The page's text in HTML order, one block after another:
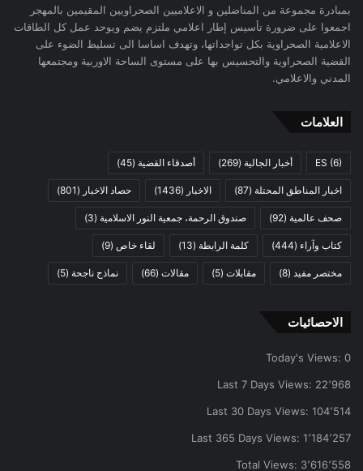
بمبادرة مجموعة من المناضلين و الاعلاميين الصحراويين المقيمين بالمهجر
اجمعوا على ضرورة تأسيس إطار اعلامي ملتزم يضم ويوحد عمل كل الطاقات
الاعلامية الصحراوية بكل تواجداتها، وتهدف اساسا الى تسليط الضوء على
القضية الصحراوية والتحسيس بها على مستوى الساحة الاوربية ومجتمعها
المدني والاعلامي.
العلامات
ES (6) أخبار الجالية (269) أصدقاء القضية (45)
اخبار المناطق المحتلة (87) الاخبار (1436) حصاد الاخبار (801)
صحف عالمية (92) صندوق الرحمة، جمعية النور الاسلامية (3)
كتاب وآراء (444) كلمة الرابطة (13) لقاء خاص (9)
مختصر مفيد (8) مقابلات (5) مقالات (66) نماذج ناجحة (5)
الاحصائيات
Today's Views: 0
Last 7 Days Views: 22٬968
Last 30 Days Views: 104٬514
Last 365 Days Views: 1٬184٬257
Total Views: 3٬616٬558